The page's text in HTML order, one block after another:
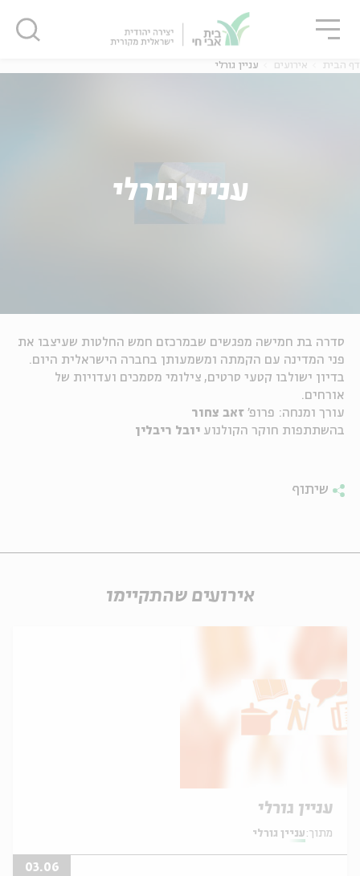
דף הבית אירועים עניין גורלי
עניין גורלי
סדרה בת חמישה מפגשים שבמרכזם חמש החלטות שעיצבו את
פני המדינה עם הקמתה ומשמעותן בחברה הישראלית היום.
בדיון ישולבו קטעי סרטים, צילומי מסמכים ועדויות של
אורחים.
עורך ומנחה: פרופ' זאב צחור
בהשתתפות חוקר הקולנוע יובל ריבלין
שיתוף
אירועים שהתקיימו
עניין גורלי
מתוך: עניין גורלי
03.06
סגור